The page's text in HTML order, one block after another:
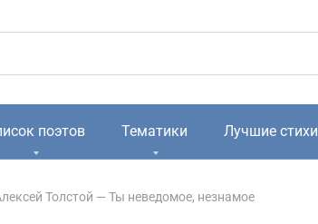
поэтов Тематики Лучшие стихи
Толстой — Ты неведомое, незнамое